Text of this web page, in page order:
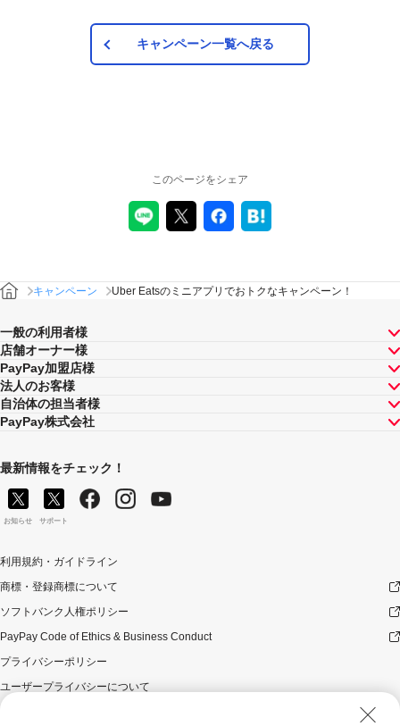
少額注文における手数料、サービス料、配送手数料を除きます。
プロモーションコードは注文前に追加して利用する必要があります。プロモ
ーションコードの入力をお忘れになった場合、後から入力することはできま
みで、その他のお支払い方法は対象外です。
キャンペーンの適用について
キャンペーン内容および適用条件を予告なく変更する場
合や、キャンペーン自体を予告なく中止する場合があり
ます。
ードは、「お持ち帰り」でご注文いただく際にはご利用
になれません。
本キャンペーンのプロモーションコードは、キャンペー
ン期間中、お一人様1回までご利用いただけます。注文が
でご注意ください。
「 Uber Eats はじめてご利用の方限定」のプロモーショ
わず、 Uber Eats をご利用いただいたことのある方は、
利用できません。
複数のプロモーションコードおよび割引クーポンを併用
することはできません。注文を確定する前に、カート内
にて割引内容をご確認ください。
キャンペーン一覧へ戻る
このページをシェア
キャンペーン Uber Eatsのミニアプリでおトクなキャンペーン！
一般の利用者様
店舗オーナー様
PayPay加盟店様
法人のお客様
自治体の担当者様
PayPay株式会社
最新情報をチェック！
お知らせ サポート
利用規約・ガイドライン
商標・登録商標について
ソフトバンク人権ポリシー
PayPay Code of Ethics & Business Conduct
プライバシーポリシー
ユーザープライバシーについて